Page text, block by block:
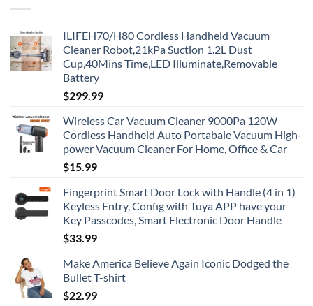
ILIFEH70/H80 Cordless Handheld Vacuum
Cleaner Robot,21kPa Suction 1.2L Dust
Cup,40Mins Time,LED Illuminate,Removable
Battery
$299.99
Wireless Car Vacuum Cleaner 9000Pa 120W
Cordless Handheld Auto Portabale Vacuum High-
power Vacuum Cleaner For Home, Office & Car
$15.99
Fingerprint Smart Door Lock with Handle (4 in 1)
Keyless Entry, Config with Tuya APP have your
Key Passcodes, Smart Electronic Door Handle
$33.99
Make America Believe Again Iconic Dodged the
Bullet T-shirt
$22.99